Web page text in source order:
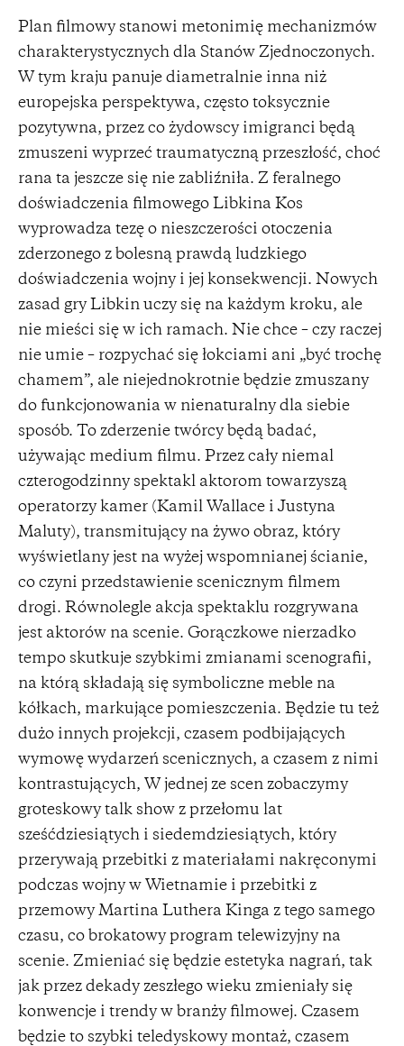
Plan filmowy stanowi metonimię mechanizmów
charakterystycznych dla Stanów Zjednoczonych.
W tym kraju panuje diametralnie inna niż
europejska perspektywa, często toksycznie
pozytywna, przez co żydowscy imigranci będą
zmuszeni wyprzeć traumatyczną przeszłość, choć
rana ta jeszcze się nie zabliźniła. Z feralnego
doświadczenia filmowego Libkina Kos
wyprowadza tezę o nieszczerości otoczenia
zderzonego z bolesną prawdą ludzkiego
doświadczenia wojny i jej konsekwencji. Nowych
zasad gry Libkin uczy się na każdym kroku, ale
nie mieści się w ich ramach. Nie chce – czy raczej
nie umie – rozpychać się łokciami ani „być trochę
chamem”, ale niejednokrotnie będzie zmuszany
do funkcjonowania w nienaturalny dla siebie
sposób. To zderzenie twórcy będą badać,
używając medium filmu. Przez cały niemal
czterogodzinny spektakl aktorom towarzyszą
operatorzy kamer (Kamil Wallace i Justyna
Maluty), transmitujący na żywo obraz, który
wyświetlany jest na wyżej wspomnianej ścianie,
co czyni przedstawienie scenicznym filmem
drogi. Równolegle akcja spektaklu rozgrywana
jest aktorów na scenie. Gorączkowe nierzadko
tempo skutkuje szybkimi zmianami scenografii,
na którą składają się symboliczne meble na
kółkach, markujące pomieszczenia. Będzie tu też
dużo innych projekcji, czasem podbijających
wymowę wydarzeń scenicznych, a czasem z nimi
kontrastujących, W jednej ze scen zobaczymy
groteskowy talk show z przełomu lat
sześćdziesiątych i siedemdziesiątych, który
przerywają przebitki z materiałami nakręconymi
podczas wojny w Wietnamie i przebitki z
przemowy Martina Luthera Kinga z tego samego
czasu, co brokatowy program telewizyjny na
scenie. Zmieniać się będzie estetyka nagrań, tak
jak przez dekady zeszłego wieku zmieniały się
konwencje i trendy w branży filmowej. Czasem
będzie to szybki teledyskowy montaż, czasem